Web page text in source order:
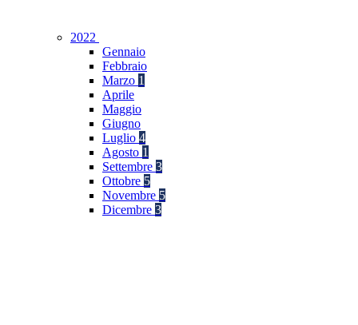
2022
Gennaio
Febbraio
Marzo 1
Aprile
Maggio
Giugno
Luglio 4
Agosto 1
Settembre 3
Ottobre 5
Novembre 5
Dicembre 3